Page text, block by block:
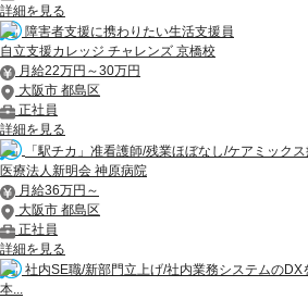
詳細を見る
障害者支援に携わりたい生活支援員
自立支援カレッジ チャレンズ 京橋校
月給22万円～30万円
大阪市 都島区
正社員
詳細を見る
「駅チカ」准看護師/残業ほぼなし/ケアミック
医療法人新明会 神原病院
月給36万円～
大阪市 都島区
正社員
詳細を見る
社内SE職/新部門立上げ/社内業務システムの
本...